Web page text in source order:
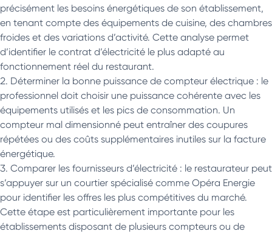
précisément les besoins énergétiques de son établissement,
en tenant compte des équipements de cuisine, des chambres
froides et des variations d’activité. Cette analyse permet
d’identifier le contrat d’électricité le plus adapté au
fonctionnement réel du restaurant.
Déterminer la bonne puissance de compteur électrique : le
professionnel doit choisir une puissance cohérente avec les
équipements utilisés et les pics de consommation. Un
compteur mal dimensionné peut entraîner des coupures
répétées ou des coûts supplémentaires inutiles sur la facture
énergétique.
Comparer les fournisseurs d’électricité : le restaurateur peut
s’appuyer sur un courtier spécialisé comme Opéra Energie
pour identifier les offres les plus compétitives du marché.
Cette étape est particulièrement importante pour les
établissements disposant de plusieurs compteurs ou de